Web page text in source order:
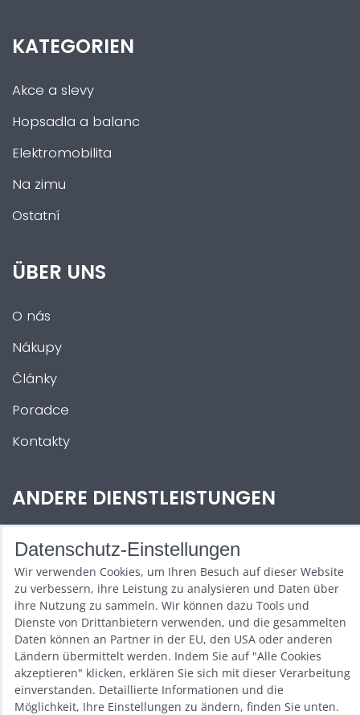
KATEGORIEN
Akce a slevy
Hopsadla a balanc
Elektromobilita
Na zimu
Ostatní
ÜBER UNS
O nás
Nákupy
Články
Poradce
Kontakty
ANDERE DIENSTLEISTUNGEN
Zábava na Vaši akci
Půjčovna
Promotéři
Kurzy a setkání
Velkoobchod
Nabídka práce
Datenschutz-Einstellungen
Wir verwenden Cookies, um Ihren Besuch auf dieser Website
zu verbessern, ihre Leistung zu analysieren und Daten über
ihre Nutzung zu sammeln. Wir können dazu Tools und
Dienste von Drittanbietern verwenden, und die gesammelten
Daten können an Partner in der EU, den USA oder anderen
Ländern übermittelt werden. Indem Sie auf "Alle Cookies
akzeptieren" klicken, erklären Sie sich mit dieser Verarbeitung
einverstanden. Detaillierte Informationen und die
Möglichkeit, Ihre Einstellungen zu ändern, finden Sie unten.